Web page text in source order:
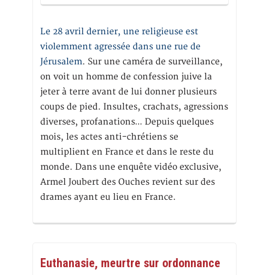
Le 28 avril dernier, une religieuse est
violemment agressée dans une rue de
Jérusalem. Sur une caméra de surveillance,
on voit un homme de confession juive la
jeter à terre avant de lui donner plusieurs
coups de pied. Insultes, crachats, agressions
diverses, profanations… Depuis quelques
mois, les actes anti-chrétiens se
multiplient en France et dans le reste du
monde. Dans une enquête vidéo exclusive,
Armel Joubert des Ouches revient sur des
drames ayant eu lieu en France.
Euthanasie, meurtre sur ordonnance